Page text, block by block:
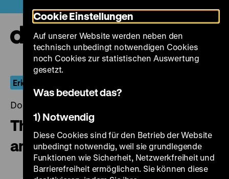
zum
Seiteninhalt
springen
Erich Wolfgang Korngold
Donnerstag, 08. März 2018, 20.00 - 00.00 Uhr
The Private Lives of Elizabeth
and Essex
Cookie Einstellungen
Auf unserer Website werden neben den
technisch unbedingt notwendigen Cookies
noch Cookies zur statistischen Auswertung
gesetzt.
Was bedeutet das?
1) Notwendig
Diese Cookies sind für den Betrieb der Website
unbedingt notwendig, weil sie grundlegende
Funktionen wie Sicherheit, Netzwerkfreiheit und
Barrierefreiheit ermöglichen. Sie können diese